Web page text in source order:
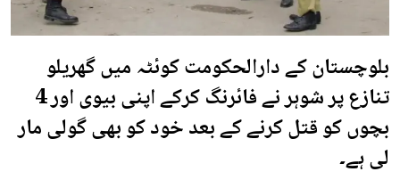
بلوچستان کے دارالحکومت کوئٹہ میں گھریلو
تنازع پر شوہر نے فائرنگ کرکے اپنی بیوی اور 4
بچوں کو قتل کرنے کے بعد خود کو بھی گولی مار
لی ہے۔